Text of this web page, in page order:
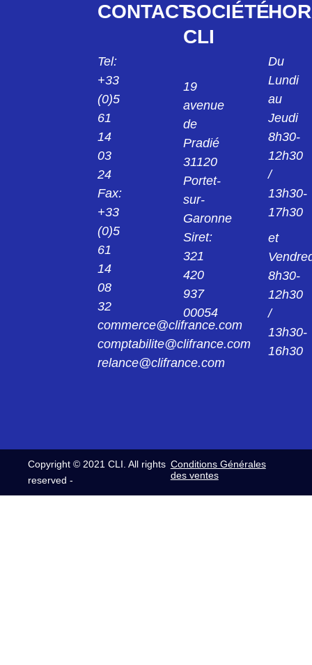
401-56009 PIECE MOULEE
THERMORETRACTABLE 156-42-B7
THERMORETRACTABLE 156-42G
401-56884 PIECE MOULEE
THERMORETRACTABLE 15642GW24
401-57884 pièce moulée 157-42-GW24
401-57059 pièce moulée 15743G
402-03035 pièce moulée 203-1-G
402-03184 pièce moulée 203-1-GW24
2061G
CONTACT
Tel:
+33
(0)5
61
14
03
24
Fax:
+33
(0)5
61
14
08
32
commerce@clifrance.com
comptabilite@clifrance.com
relance@clifrance.com
SOCIÉTÉ
CLI
19
avenue
de
Pradié
31120
Portet-
sur-
Garonne
Siret:
321
420
937
00054
Du
Lundi
au
Jeudi
8h30-
12h30
/
13h30-
17h30
et
8h30-
12h30
/
13h30-
16h30
Copyright © 2021 CLI. All rights
reserved -
Conditions Générales
des ventes